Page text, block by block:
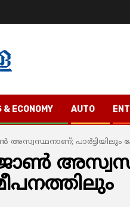
& ECONOMY AUTO
പാര്‍ട്ടിയിലും